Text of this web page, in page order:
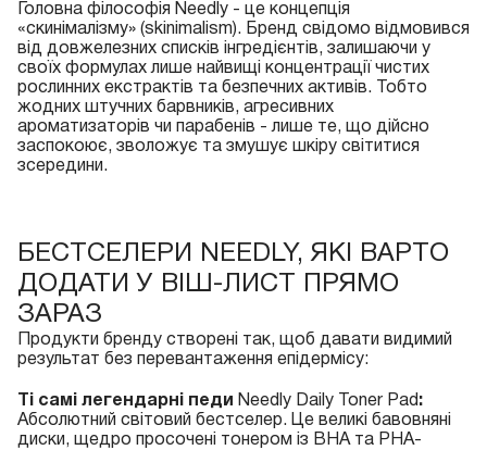
Головна філософія Needly - це концепція
«скинімалізму» (skinimalism). Бренд свідомо відмовився
від довжелезних списків інгредієнтів, залишаючи у
своїх формулах лише найвищі концентрації чистих
рослинних екстрактів та безпечних активів. Тобто
жодних штучних барвників, агресивних
ароматизаторів чи парабенів - лише те, що дійсно
заспокоює, зволожує та змушує шкіру світитися
зсередини.
БЕСТСЕЛЕРИ NEEDLY, ЯКІ ВАРТО
ДОДАТИ У ВІШ-ЛИСТ ПРЯМО
ЗАРАЗ
Продукти бренду створені так, щоб давати видимий
результат без перевантаження епідермісу:
Ті самі легендарні педи Needly Daily Toner Pad :
Абсолютний світовий бестселер. Це великі бавовняні
диски, щедро просочені тонером із BHA та PHA-